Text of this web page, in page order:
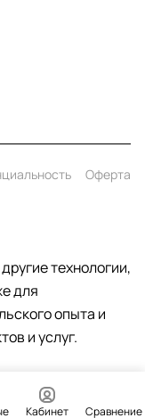
Оферта
Кабинет Сравнение
технологии,
для
опыта и
и услуг.